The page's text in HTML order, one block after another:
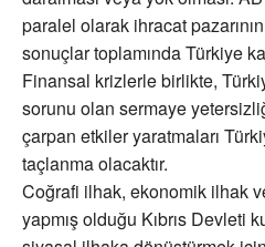
paralel olarak ihracat
sonuçlar toplamında Türkiye
Finansal krizlerle birlikte,
sorunu olan sermaye
çarpan etkiler yaratmaları
taçlanma olacaktır.
Coğrafi ilhak, ekonomik ilhak
yapmış olduğu Kıbrıs Devleti